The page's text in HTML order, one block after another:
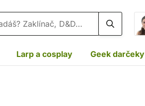
Larp a cosplay Geek darčeky